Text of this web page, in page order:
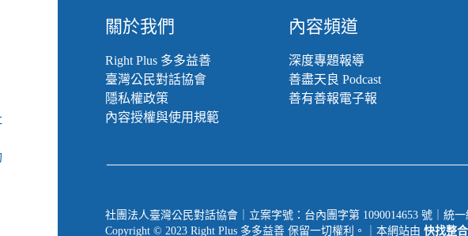
關於我們
Right Plus 多多益善
臺灣公民對話協會
隱私權政策
內容授權與使用規範
內容頻道
深度專題報導
善盡天良 Podcast
善有善報電子報
社團法人臺灣公民對話協會｜立案字號：台內團字第 1090014653 號｜統一
Copyright © 2023 Right Plus 多多益善 保留一切權利。｜本網站由快找整